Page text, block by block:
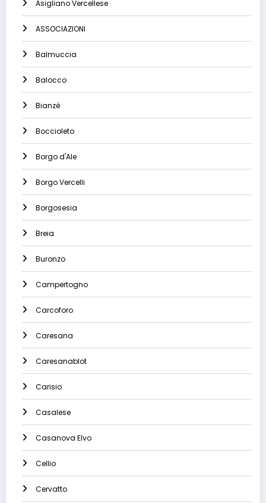
Asigliano Vercellese
ASSOCIAZIONI
Balmuccia
Balocco
Bianzè
Boccioleto
Borgo d'Ale
Borgo Vercelli
Borgosesia
Breia
Buronzo
Campertogno
Carcoforo
Caresana
Caresanablot
Carisio
Casalese
Casanova Elvo
Cellio
Cervatto